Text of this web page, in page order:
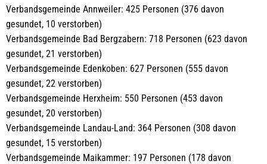
Verbandsgemeinde Annweiler: 425 Personen (376 davon
gesundet, 10 verstorben)
Verbandsgemeinde Bad Bergzabern: 718 Personen (623 davon
gesundet, 21 verstorben)
Verbandsgemeinde Edenkoben: 627 Personen (555 davon
gesundet, 22 verstorben)
Verbandsgemeinde Herxheim: 550 Personen (453 davon
gesundet, 20 verstorben)
Verbandsgemeinde Landau-Land: 364 Personen (308 davon
gesundet, 15 verstorben)
Verbandsgemeinde Maikammer: 197 Personen (178 davon